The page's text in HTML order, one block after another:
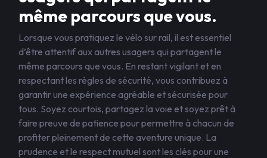
même parcours que vous.
Lorsque vous pratiquez le vélo sur rail, il est essentiel
d’être attentif aux autres usagers qui partagent le
même parcours que vous. En restant vigilant et en
respectant les règles de sécurité, vous contribuez à
garantir une expérience agréable et sécurisée pour
tous. Soyez courtois, partagez la voie et soyez prêt à
faire preuve de patience pour permettre à chacun de
profiter pleinement de cette aventure unique. La
prudence et le respect mutuel sont les clés pour une